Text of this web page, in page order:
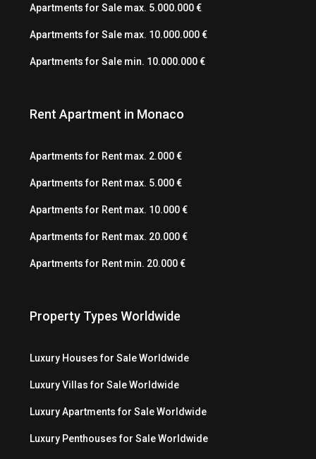
Apartments for Sale max. 5.000.000 €
Apartments for Sale max. 10.000.000 €
Apartments for Sale min. 10.000.000 €
Rent Apartment in Monaco
Apartments for Rent max. 2.000 €
Apartments for Rent max. 5.000 €
Apartments for Rent max. 10.000 €
Apartments for Rent max. 20.000 €
Apartments for Rent min. 20.000 €
Property Types Worldwide
Luxury Houses for Sale Worldwide
Luxury Villas for Sale Worldwide
Luxury Apartments for Sale Worldwide
Luxury Penthouses for Sale Worldwide